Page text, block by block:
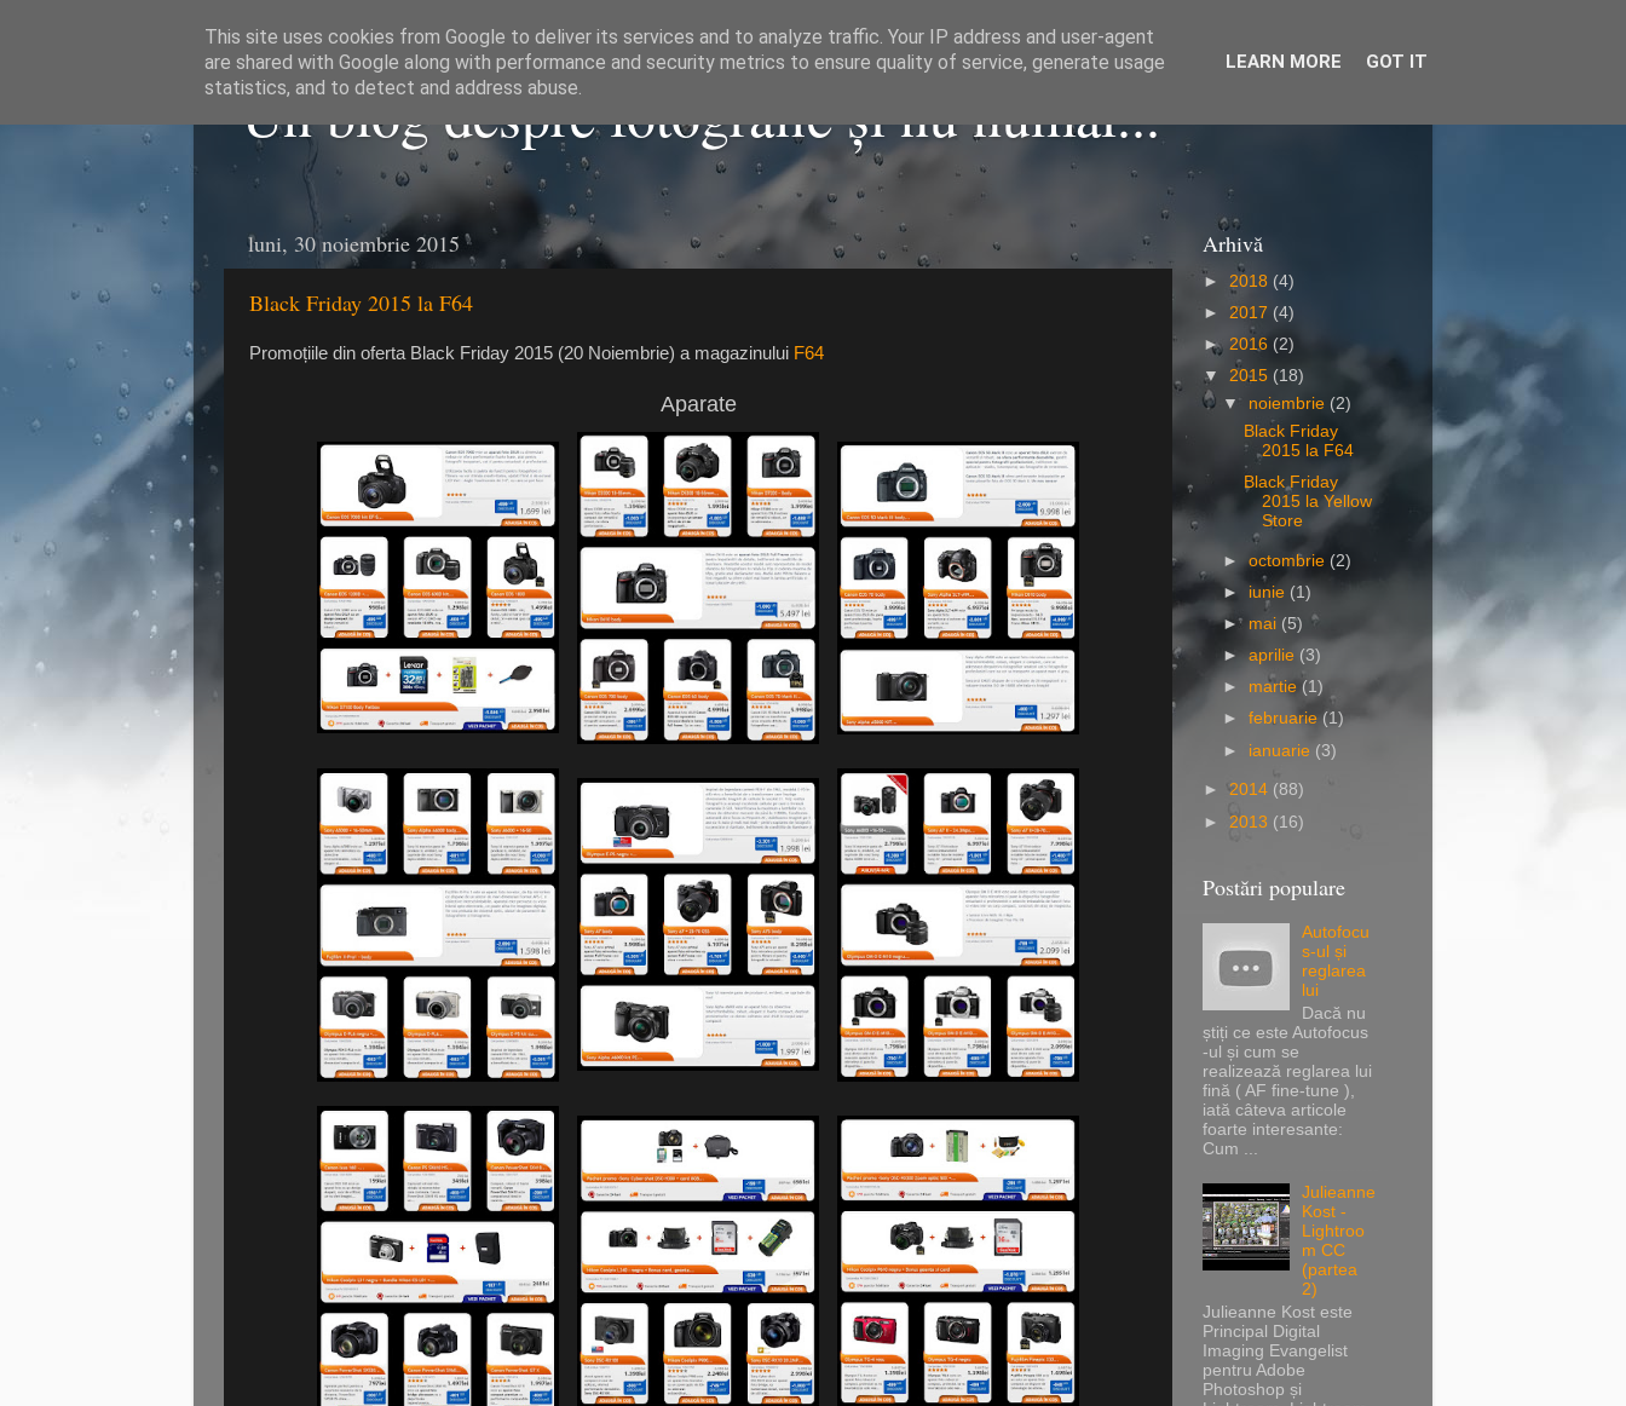
Un blog despre fotografie și nu numai...
luni, 30 noiembrie 2015
Black Friday 2015 la F64
Promoțiile din oferta Black Friday 2015 (20 Noiembrie) a magazinului F64
Aparate
Arhivă
► 2018 (4)
► 2017 (4)
► 2016 (2)
▼ 2015 (18)
▼ noiembrie (2)
Black Friday
2015 la F64
Black Friday
2015 la Yellow
Store
►octombrie (2)
► iunie (1)
► mai (5)
►aprilie (3)
► martie (1)
►februarie(1)
► ianuarie (3)
► 2014 (88)
► 2013 (16)
Postări populare
Autofocu
s-ul și
reglarea
lui
Dacă nu
știți ce este Autofocus
-ul și cum se
realizează reglarea lui
fină ( AF fine-tune ),
iată câteva articole
foarte interesante:
Cum ...
Julieanne
Kost -
Lightroo
m CC
(partea
2)
Julieanne Kost este
Principal Digital
Imaging Evangelist
pentru Adobe
Photoshop și
This site uses cookies from Google to deliver its services and to analyze traffic. Your IP address and user-agent
are shared with Google along with performance and security metrics to ensure quality of service, generate usage
statistics, and to detect and address abuse.
LEARN MORE GOT IT